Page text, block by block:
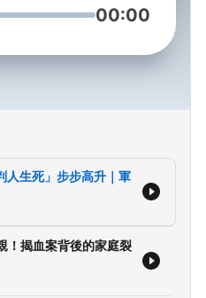
3uAwUtz 📣 抖
🙋‍♂️ 來ig
bit.ly/3ePgNCj
--
SoundOn
00:00
人生死」步步高升｜軍
！揭血案背後的家庭裂